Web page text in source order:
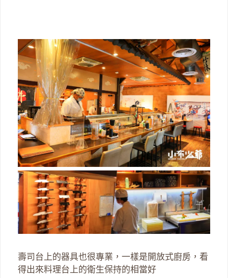
壽司台上的器具也很專業，一樣是開放式廚房，看
得出來料理台上的衛生保持的相當好